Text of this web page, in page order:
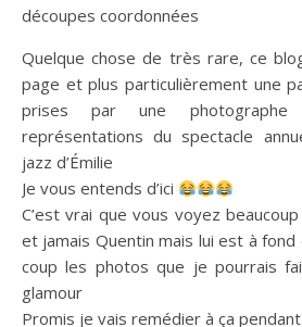
découpes coordonnées
Quelque chose de très rare, ce
page et plus particulièrement une
prises par une
représentations du spectacle
jazz d’Émilie
Je vous entends d’ici
C’est vrai que vous voyez
et jamais Quentin mais lui est à
coup les photos que je pourrais
glamour
Promis je vais remédier à ça